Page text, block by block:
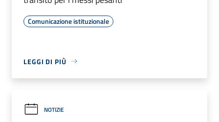
Comunicazione istituzionale
LEGGI DI PIÙ
NOTIZIE